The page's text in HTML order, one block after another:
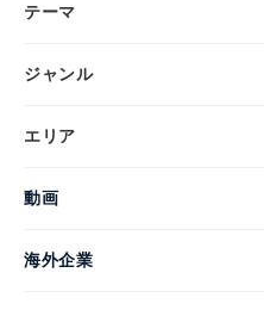
テーマ
ジャンル
エリア
動画
海外企業